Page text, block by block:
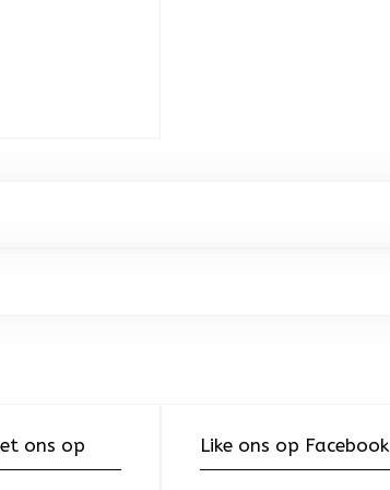
ons op Like ons op Facebook